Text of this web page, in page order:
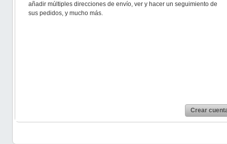
añadir múltiples direcciones de envío, ver y hacer un seguimiento de
sus pedidos, y mucho más.
Crear